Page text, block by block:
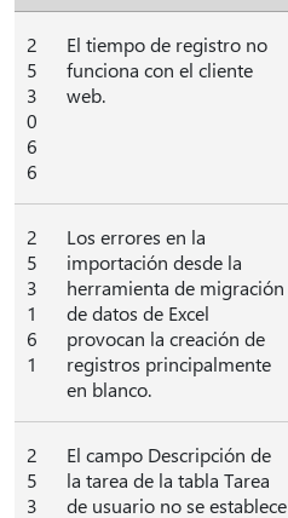
2
5
3
0
6
6
El tiempo de registro no
funciona con el cliente
web.
2
5
3
1
6
1
Los errores en la
importación desde la
herramienta de migración
de datos de Excel
provocan la creación de
registros principalmente
en blanco.
2
5
3
El campo Descripción de
la tarea de la tabla Tarea
de usuario no se establece